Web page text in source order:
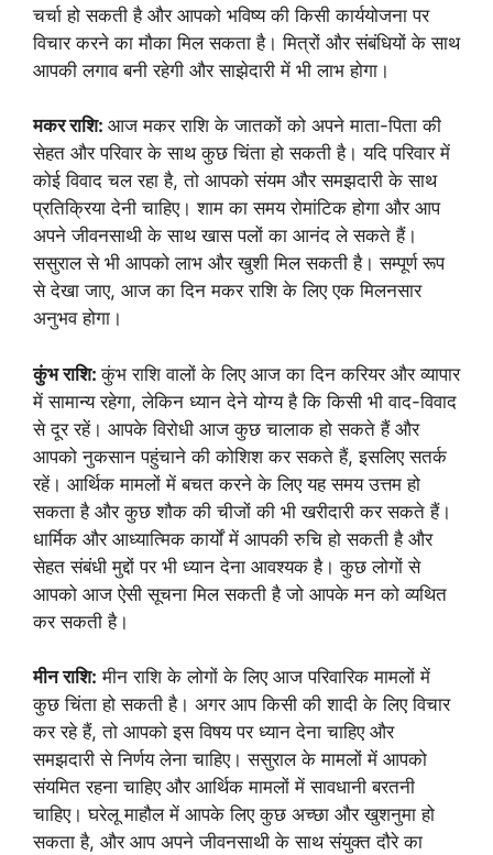
चर्चा हो सकती है और आपको भविष्य की किसी कार्ययोजना पर
विचार करने का मौका मिल सकता है। मित्रों और संबंधियों के साथ
आपकी लगाव बनी रहेगी और साझेदारी में भी लाभ होगा।
मकर राशि: आज मकर राशि के जातकों को अपने माता-पिता की
सेहत और परिवार के साथ कुछ चिंता हो सकती है। यदि परिवार में
कोई विवाद चल रहा है, तो आपको संयम और समझदारी के साथ
प्रतिक्रिया देनी चाहिए। शाम का समय रोमांटिक होगा और आप
अपने जीवनसाथी के साथ खास पलों का आनंद ले सकते हैं।
ससुराल से भी आपको लाभ और खुशी मिल सकती है। सम्पूर्ण रूप
से देखा जाए, आज का दिन मकर राशि के लिए एक मिलनसार
अनुभव होगा।
कुंभ राशि:कुंभ राशि वालों के लिए आज का दिन करियर और व्यापार
में सामान्य रहेगा, लेकिन ध्यान देने योग्य है कि किसी भी वाद-विवाद
से दूर रहें। आपके विरोधी आज कुछ चालाक हो सकते हैं और
आपको नुकसान पहुंचाने की कोशिश कर सकते हैं, इसलिए सतर्क
रहें। आर्थिक मामलों में बचत करने के लिए यह समय उत्तम हो
सकता है और कुछ शौक की चीजों की भी खरीदारी कर सकते हैं।
धार्मिक और आध्यात्मिक कार्यों में आपकी रुचि हो सकती है और
सेहत संबंधी मुद्दों पर भी ध्यान देना आवश्यक है। कुछ लोगों से
आपको आज ऐसी सूचना मिल सकती है जो आपके मन को व्यथित
कर सकती है।
मीन राशि: मीन राशि के लोगों के लिए आज परिवारिक मामलों में
कुछ चिंता हो सकती है। अगर आप किसी की शादी के लिए विचार
कर रहे हैं, तो आपको इस विषय पर ध्यान देना चाहिए और
समझदारी से निर्णय लेना चाहिए। ससुराल के मामलों में आपको
संयमित रहना चाहिए और आर्थिक मामलों में सावधानी बरतनी
चाहिए। घरेलू माहौल में आपके लिए कुछ अच्छा और खुशनुमा हो
सकता है, और आप अपने जीवनसाथी के साथ संयुक्त दौरे का